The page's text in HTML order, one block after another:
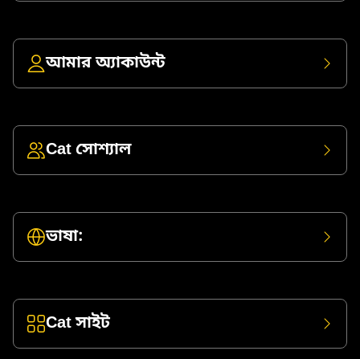
আমার অ্যাকাউন্ট
Cat সোশ্যাল
ভাষা:
Cat সাইট